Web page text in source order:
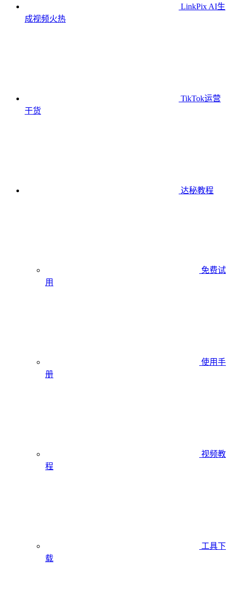
LinkPix AI生
成视频火热
TikTok运营
干货
达秘教程
免费试
用
使用手
册
视频教
程
工具下
载